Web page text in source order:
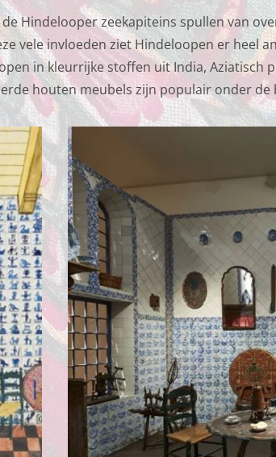
Hindelooper zeekapiteins spullen van
vele invloeden ziet Hindeloopen er heel
in kleurrijke stoffen uit India, Aziatisch
houten meubels zijn populair onder de